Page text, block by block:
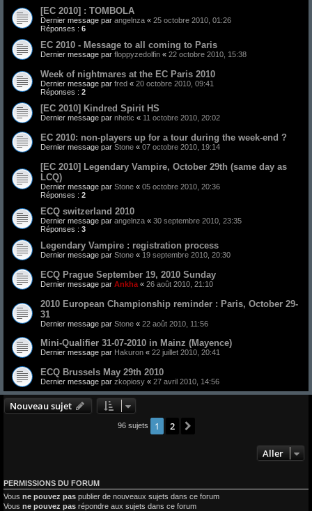
[EC 2010] : TOMBOLA
Dernier message par angelnza « 25 octobre 2010, 01:26
Réponses : 6
EC 2010 - Message to all coming to Paris
Dernier message par floppyzedolfin « 22 octobre 2010, 15:38
Week of nightmares at the EC Paris 2010
Dernier message par fred « 20 octobre 2010, 09:41
Réponses : 2
[EC 2010] Kindred Spirit HS
Dernier message par nhetic « 11 octobre 2010, 20:02
EC 2010: non-players up for a tour during the week-end ?
Dernier message par Stone « 07 octobre 2010, 19:14
[EC 2010] Legendary Vampire, October 29th (same day as
LCQ)
Dernier message par Stone « 05 octobre 2010, 20:36
Réponses : 2
ECQ switzerland 2010
Dernier message par angelnza « 30 septembre 2010, 23:35
Réponses : 3
Legendary Vampire : registration process
Dernier message par Stone « 19 septembre 2010, 20:30
ECQ Prague September 19, 2010 Sunday
Dernier message par Ankha « 26 août 2010, 21:10
2010 European Championship reminder : Paris, October 29-
31
Dernier message par Stone « 22 août 2010, 11:56
Mini-Qualifier 31-07-2010 in Mainz (Mayence)
Dernier message par Hakuron « 22 juillet 2010, 20:41
ECQ Brussels May 29th 2010
Dernier message par zkopiosy « 27 avril 2010, 14:56
Nouveau sujet
96 sujets 1 2
Aller
PERMISSIONS DU FORUM
Vous ne pouvez pas publier de nouveaux sujets dans ce forum
Vous ne pouvez pas répondre aux sujets dans ce forum